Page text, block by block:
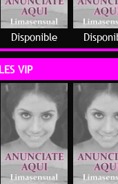
Disponible
VIP